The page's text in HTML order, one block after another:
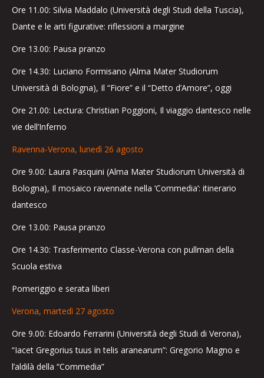
Ore 11.00: Silvia Maddalo (Università degli Studi della Tuscia),
Dante e le arti figurative: riflessioni a margine
Ore 13.00: Pausa pranzo
Ore 14.30: Luciano Formisano (Alma Mater Studiorum
Università di Bologna), Il “Fiore” e il “Detto d’Amore”, oggi
Ore 21.00: Lectura: Christian Poggioni, Il viaggio dantesco nelle
vie dell’Inferno
Ravenna-Verona, lunedì 26 agosto
Ore 9.00: Laura Pasquini (Alma Mater Studiorum Università di
Bologna), Il mosaico ravennate nella ‘Commedia’: itinerario
dantesco
Ore 13.00: Pausa pranzo
Ore 14.30: Trasferimento Classe-Verona con pullman della
Scuola estiva
Pomeriggio e serata liberi
Verona, martedì 27 agosto
Ore 9.00: Edoardo Ferrarini (Università degli Studi di Verona),
“Iacet Gregorius tuus in telis aranearum”: Gregorio Magno e
l’aldilà della “Commedia”